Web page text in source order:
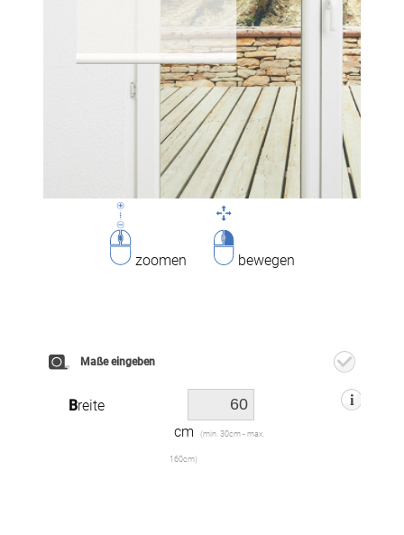
zoomen bewegen
Maße eingeben
Breite
cm
(min. 30cm - max.
160cm)